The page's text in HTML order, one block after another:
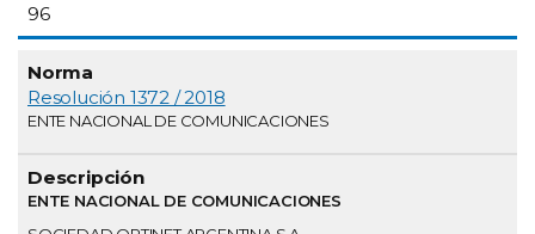
96
Resolución 1372 / 2018
ENTE NACIONAL DE COMUNICACIONES
ENTE NACIONAL DE COMUNICACIONES